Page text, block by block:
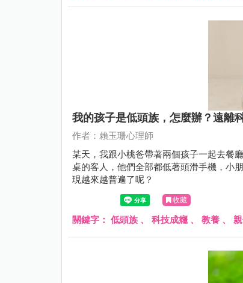
我的孩子是低頭族，怎麼辦？遠離
作者：賴玉珊心理師
某天，我跟小桃爸帶著兩個孩子一起去餐
桌的客人，他們全部都低著頭滑手機，小
現越來越普遍了呢？
收藏
關鍵字： 低頭族 、 科技成癮 、 教養 、